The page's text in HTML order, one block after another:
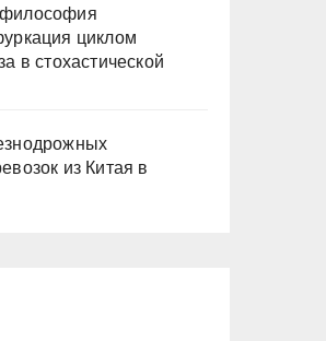
циклом
в стохастической
из Китая в